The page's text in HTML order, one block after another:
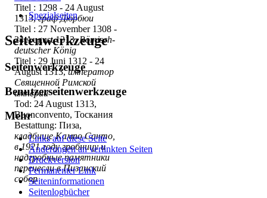
Titel : 1298 - 24 August
1313,граф Дюрбюи
Titel : 27 November 1308 -
24 August 1313,Römisch-
deutscher König
Titel : 29 Juni 1312 - 24
August 1313,император
Священной Римской
империи
Tod: 24 August 1313,
Buonconvento, Тоскания
Bestattung: Пиза,
кладбище Кампо Санто,
в 1921 году гробницу и
надгробные памятники
перенесли в Пизанский
собор
Spezialseiten
Seitenwerkzeuge
Seitenwerkzeuge
Benutzerseitenwerkzeuge
Mehr
Links auf diese Seite
Änderungen an verlinkten Seiten
Druckversion
Permanenter Link
Seiten­­informationen
Seitenlogbücher